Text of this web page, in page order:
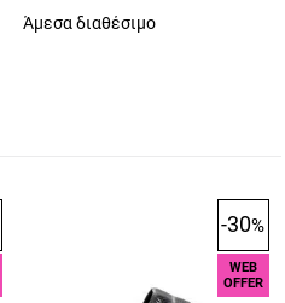
Άμεσα διαθέσιμο
-30%
WEB
OFFER